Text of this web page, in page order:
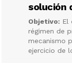
solución
Objetivo: El
régimen de
mecanismo
ejercicio de